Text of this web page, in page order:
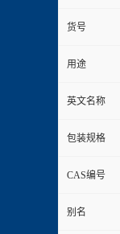
货号
用途
英文名称
包装规格
CAS编号
别名